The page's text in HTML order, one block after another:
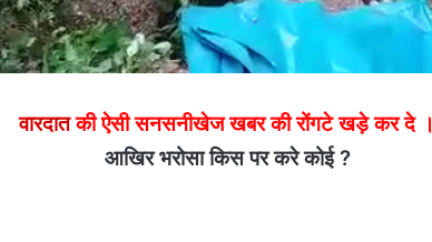
वारदातकी ऐसी सनसनीखेज खबर की रोंगटे खड़े कर दे ।
आखिर भरोसा किस पर करे कोई ?